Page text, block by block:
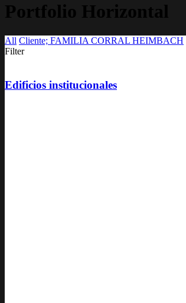
Portfolio Horizontal
All Cliente; FAMILIA CORRAL HEIMBACH
Filter
Edificios institucionales